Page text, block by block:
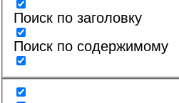
Поиск по заголовку
Поиск по содержимому